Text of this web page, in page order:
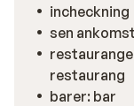
incheckning
sen ankomst
restaurang
barer: bar